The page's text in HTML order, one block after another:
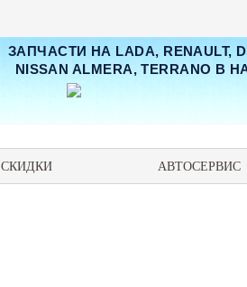
ЗАПЧАСТИ НА LADA, RENAULT,
NISSAN ALMERA, TERRANO В
СКИДКИ АВТОСЕРВИС